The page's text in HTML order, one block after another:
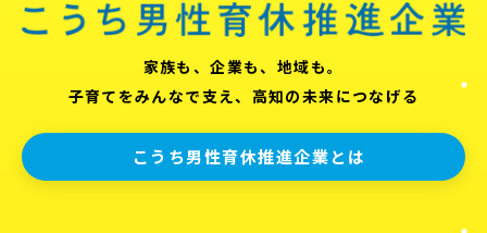
家族も、企業も、地域も。
子育てをみんなで支え、高知の未来につなげる
こうち男性育休推進企業とは